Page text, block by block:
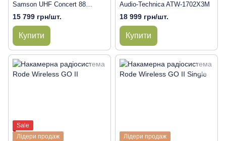
Samson UHF Concert 88
Camera Lavalier
15 799 грн/шт.
Купити
Audio-Technica ATW-1702X3M
18 999 грн/шт.
Купити
Sale
Лідери продаж
Лідери продаж